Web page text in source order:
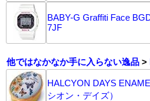
BABY-G Graffiti Face
7JF
他ではなかなか手に入らない逸品 >
HALCYON DAYS
シオン・デイズ）